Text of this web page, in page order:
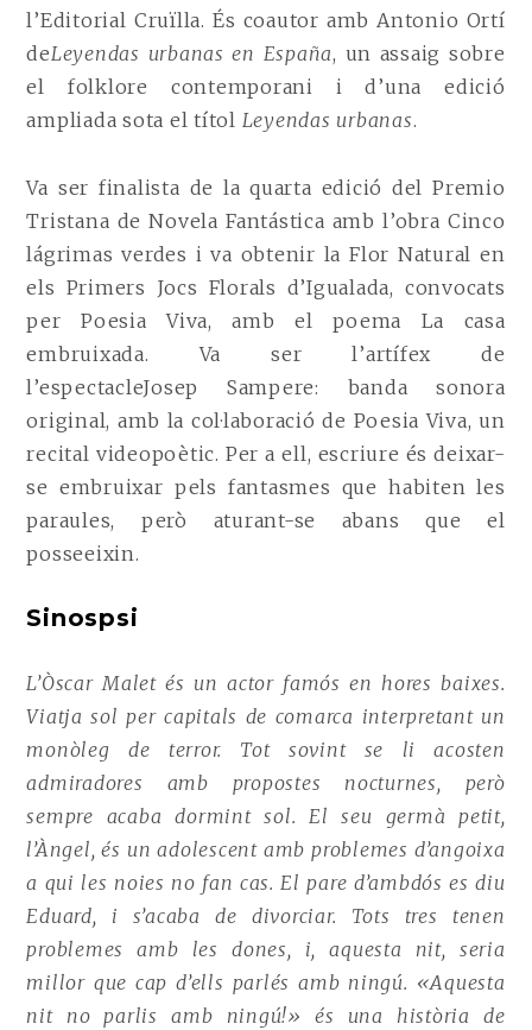
l’Editorial Cruïlla. És coautor amb Antonio Ortí
deLeyendas urbanas en España, un assaig sobre
el folklore contemporani i d’una edició
ampliada sota el títol Leyendas urbanas.
Va ser finalista de la quarta edició del Premio
Tristana de Novela Fantástica amb l’obra Cinco
lágrimas verdes i va obtenir la Flor Natural en
els Primers Jocs Florals d’Igualada, convocats
per Poesia Viva, amb el poema La casa
embruixada. Va ser l’artífex de
l’espectacleJosep Sampere: banda sonora
original, amb la col·laboració de Poesia Viva, un
recital videopoètic. Per a ell, escriure és deixar-
se embruixar pels fantasmes que habiten les
paraules, però aturant-se abans que el
posseeixin.
Sinospsi
L’Òscar Malet és un actor famós en hores baixes.
Viatja sol per capitals de comarca interpretant un
monòleg de terror. Tot sovint se li acosten
admiradores amb propostes nocturnes, però
sempre acaba dormint sol. El seu germà petit,
l’Àngel, és un adolescent amb problemes d’angoixa
a qui les noies no fan cas. El pare d’ambdós es diu
Eduard, i s’acaba de divorciar. Tots tres tenen
problemes amb les dones, i, aquesta nit, seria
millor que cap d’ells parlés amb ningú. «Aquesta
nit no parlis amb ningú!» és una història de